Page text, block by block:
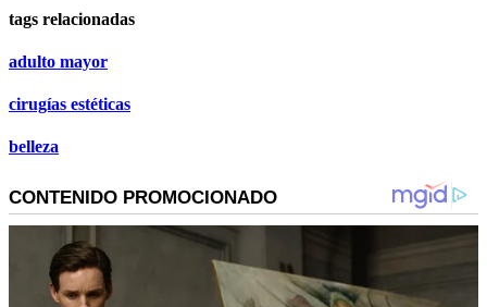
tags relacionadas
adulto mayor
cirugías estéticas
belleza